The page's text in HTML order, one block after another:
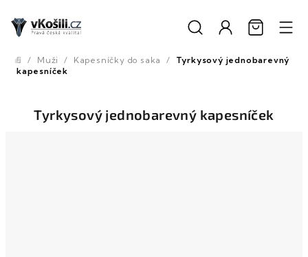
obsah
Domů
/ Muži / Kapesníčky do saka /
Tyrkysový jednobarevný
kapesníček
Tyrkysový jednobarevný kapesníček